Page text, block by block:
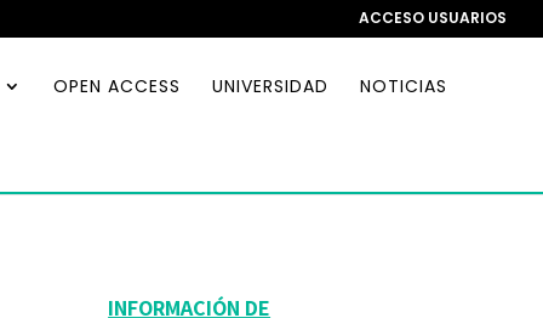
ACCESO USUARIOS
OPEN ACCESS UNIVERSIDAD NOTICIAS
INFORMACIÓN DE